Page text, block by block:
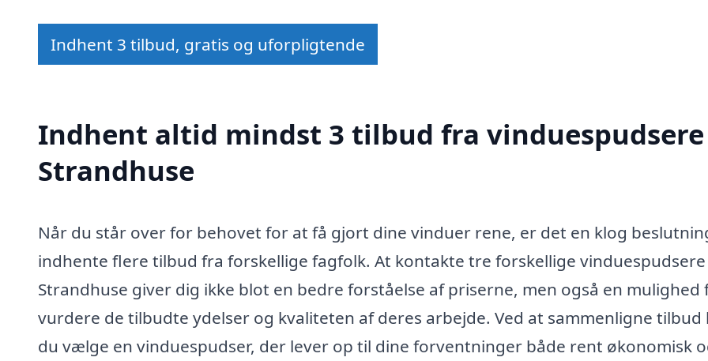
Indhent 3 tilbud, gratis og uforpligtende
Indhent altid mindst 3 tilbud fra
Strandhuse
Når du står over for behovet for at få gjort dine vinduer rene, er det en klog
indhente flere tilbud fra forskellige fagfolk. At kontakte tre forskellige vinduespudsere
Strandhuse giver dig ikke blot en bedre forståelse af priserne, men også en mulighed
vurdere de tilbudte ydelser og kvaliteten af deres arbejde. Ved at sammenligne tilbud
du vælge en vinduespudser, der lever op til dine forventninger både rent økonomisk